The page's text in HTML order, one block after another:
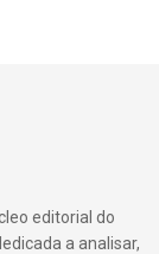
editorial do
a analisar,